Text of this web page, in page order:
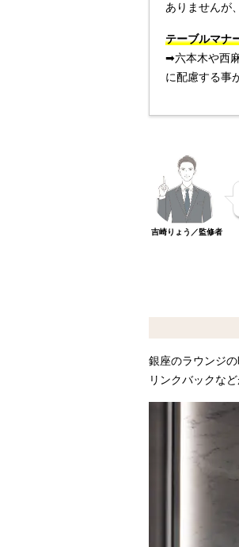
ありませんが
テーブルマナ
➡︎六本木や西
に配慮する事
吉崎りょう／監修者
銀座のラウンジ
リンクバックな